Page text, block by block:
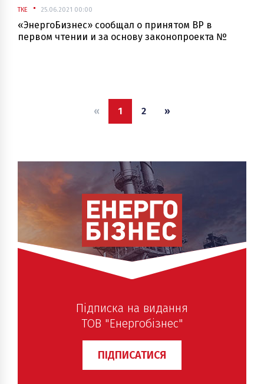
ТКЕ 25.06.2021 00:00
«ЭнергоБизнес» сообщал о принятом ВР в
первом чтении и за основу законопроекта №
« 1 2 »
Підписка на видання
ТОВ "Енергобізнес"
ПІДПИСАТИСЯ